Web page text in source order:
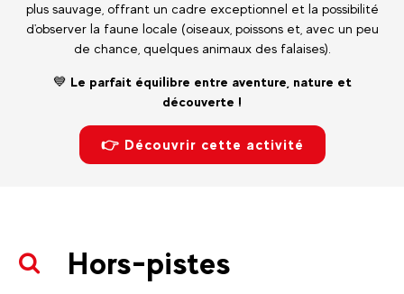
plus sauvage, offrant un cadre exceptionnel et la possibilité
d'observer la faune locale (oiseaux, poissons et, avec un peu
de chance, quelques animaux des falaises).
💙 Le parfait équilibre entre aventure, nature et
découverte !
👉 Découvrir cette activité
Hors-pistes